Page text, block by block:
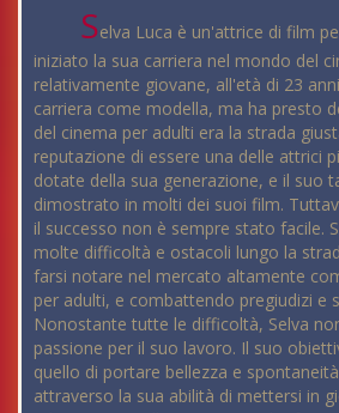
Selva Luca è un'attrice di film
iniziato la sua carriera nel mondo del
relativamente giovane, all'età di 23
carriera come modella, ma ha presto
del cinema per adulti era la strada
reputazione di essere una delle attrici
dotate della sua generazione, e il suo
dimostrato in molti dei suoi film.
il successo non è sempre stato facile.
molte difficoltà e ostacoli lungo la
farsi notare nel mercato altamente
per adulti, e combattendo pregiudizi e
Nonostante tutte le difficoltà, Selva
passione per il suo lavoro. Il suo
quello di portare bellezza e
attraverso la sua abilità di mettersi in